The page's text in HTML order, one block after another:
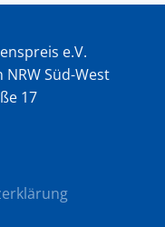
e.V.
NRW Süd-West
17